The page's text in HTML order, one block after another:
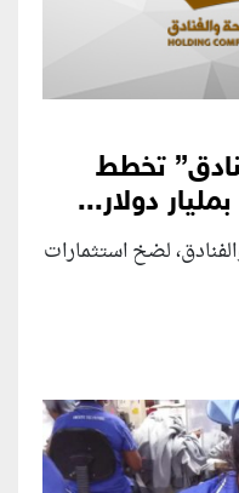
تخطط
دولار...
لضخ استثمارات